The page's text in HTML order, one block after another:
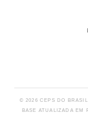
© 2026 CEPS DO
BASE ATUALIZADA EM